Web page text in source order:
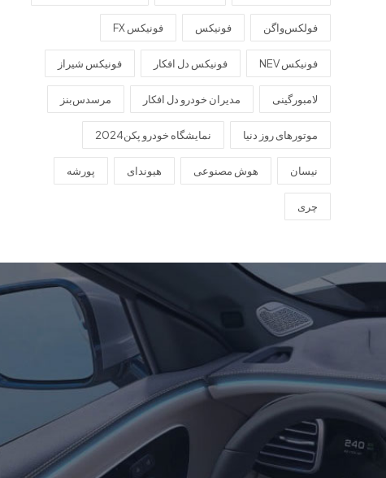
فولکس‌واگن فونیکس فونیکس FX
فونیکس NEV فونیکس دل افکار فونیکس شیراز
لامبورگینی مدیران خودرو دل افکار مرسدس‌بنز
موتورهای روز دنیا نمایشگاه خودرو پکن2024
نیسان هوش مصنوعی هیوندای پورشه
چری